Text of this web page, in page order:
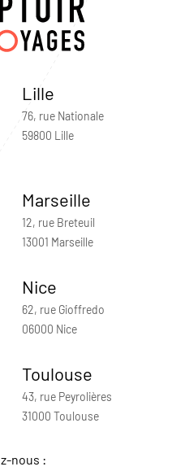
Lille
76, rue Nationale
59800 Lille
Marseille
12, rue Breteuil
13001 Marseille
Nice
62, rue Gioffredo
06000 Nice
Toulouse
43, rue Peyrolières
31000 Toulouse
nous :